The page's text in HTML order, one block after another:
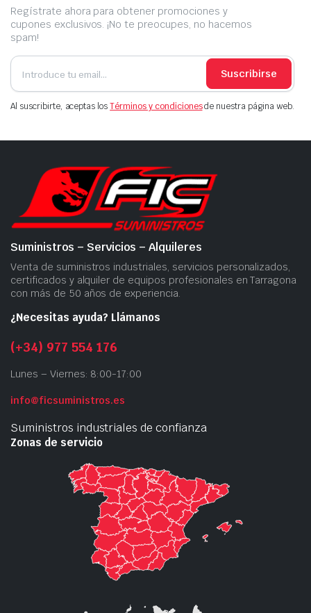
Regístrate ahora para obtener promociones y
cupones exclusivos. ¡No te preocupes, no hacemos
spam!
Suscribirse
Al suscribirte, aceptas losTérminos y condicionesde nuestra página web.
Suministros – Servicios – Alquileres
Venta de suministros industriales, servicios personalizados,
certificados y alquiler de equipos profesionales en Tarragona
con más de 50 años de experiencia.
¿Necesitas ayuda? Llámanos
(+34) 977 554 176
Lunes – Viernes: 8:00-17:00
info@ficsuministros.es
Suministros industriales de confianza
Zonas de servicio